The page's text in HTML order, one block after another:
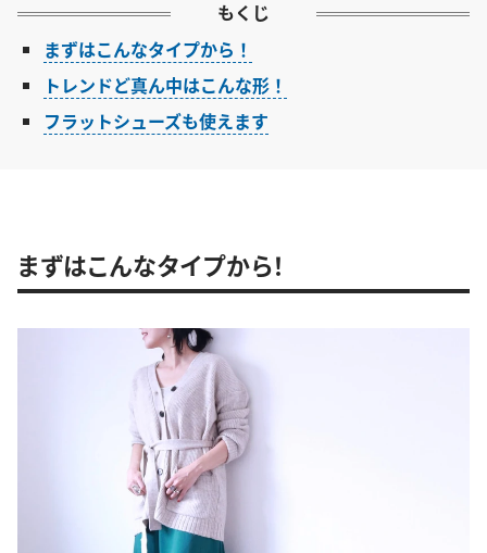
もくじ
まずはこんなタイプから！
トレンドど真ん中はこんな形！
フラットシューズも使えます
まずはこんなタイプから！